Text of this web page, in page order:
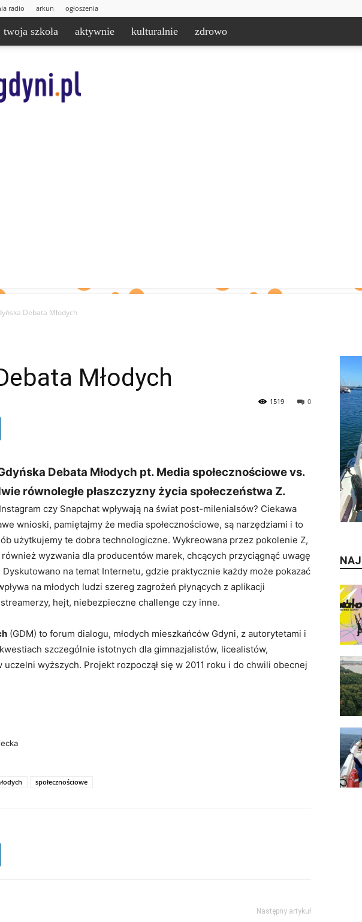
radio arkun ogłoszenia
twoja szkoła aktywnie kulturalnie zdrowo
Debata Młodych
Młodych
0
1519
Debata Młodych pt. Media społecznościowe vs.
równoległe płaszczyzny życia społeczeństwa Z.
czy Snapchat wpływają na świat post-milenialsów? Ciekawa
wnioski, pamiętajmy że media społecznościowe, są narzędziami i to
użytkujemy te dobra technologiczne. Wykreowana przez pokolenie Z,
wyzwania dla producentów marek, chcących przyciągnąć uwagę
na temat Internetu, gdzie praktycznie każdy może pokazać
na młodych ludzi szereg zagrożeń płynących z aplikacji
hejt, niebezpieczne challenge czy inne.
(GDM) to forum dialogu, młodych mieszkańców Gdyni, z autorytetami i
szczególnie istotnych dla gimnazjalistów, licealistów,
wyższych. Projekt rozpoczął się w 2011 roku i do chwili obecnej
społecznościowe
Następny artykuł